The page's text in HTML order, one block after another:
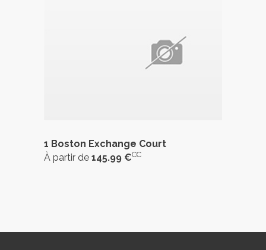
1 Boston Exchange Court
À partir de 145.99 €CC